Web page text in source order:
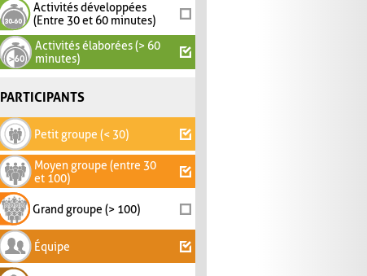
Activités développées
(Entre 30 et 60 minutes)
Activités élaborées (> 60
minutes)
PARTICIPANTS
Petit groupe (< 30)
Moyen groupe (entre 30
et 100)
Grand groupe (> 100)
Équipe